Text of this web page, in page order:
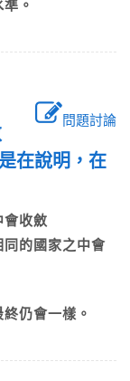
。
問題討論
在說明，在
會收斂
的國家之中會
仍會一樣。